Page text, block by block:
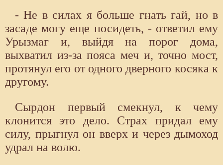
- Не в силах я больше гнать гай, но в
засаде могу еще посидеть, - ответил ему
Урызмаг и, выйдя на порог дома,
выхватил из-за пояса меч и, точно мост,
протянул его от одного дверного косяка к
другому.
Сырдон первый смекнул, к чему
клонится это дело. Страх придал ему
силу, прыгнул он вверх и через дымоход
удрал на волю.